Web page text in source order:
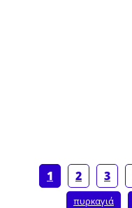
1 2 3
πυρκαγιά